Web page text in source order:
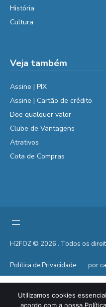
História
Cultura
Veja também
Assine | PIX
Assine | Cartão de crédito
Doe qualquer valor
Clube de Vantagens
Atrativos
Cota de Compras
H2FOZ © 2026 . Todos os
Política de Privacidade por
Utilizamos cookies
acordo com a nossa